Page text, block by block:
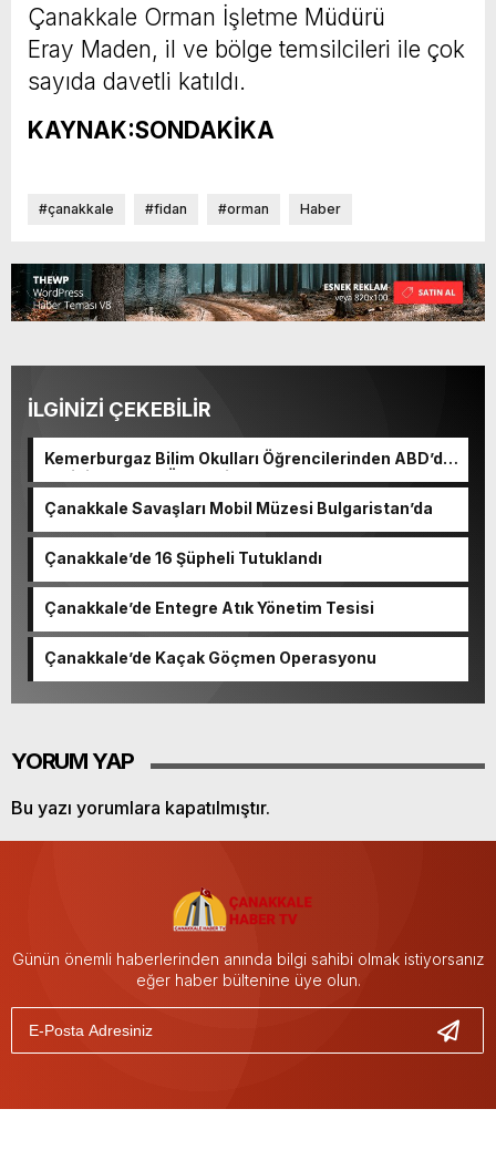
Çanakkale Orman İşletme Müdürü
Eray Maden, il ve bölge temsilcileri ile çok
sayıda davetli katıldı.
KAYNAK:SONDAKİKA
#çanakkale #fidan #orman Haber
İLGİNİZİ ÇEKEBİLİR
Kemerburgaz Bilim Okulları Öğrencilerinden ABD’de
Tarihi Başarı: 6 Öğrenci 14 Madalya Kazandı
Çanakkale Savaşları Mobil Müzesi Bulgaristan’da
Çanakkale’de 16 Şüpheli Tutuklandı
Çanakkale’de Entegre Atık Yönetim Tesisi
Çanakkale’de Kaçak Göçmen Operasyonu
YORUM YAP
Bu yazı yorumlara kapatılmıştır.
Günün önemli haberlerinden anında bilgi sahibi olmak istiyorsanız
eğer haber bültenine üye olun.